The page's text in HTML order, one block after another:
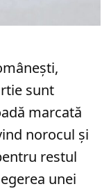
sunt
marcată
norocul și
restul
unei